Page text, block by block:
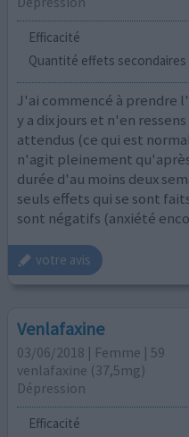
Efficacité
Quantité effets secondaires
J'ai commencé à prendre
y a dix jours et n'en
attendus (ce qui est
n'agit pleinement
durée d'au moins deux
seuls effets qui se sont
sont négatifs (anxiété
votre avis
Venlafaxine
03/06/2018 | Femme | 59
venlafaxine (37,5mg)
Dépression
Efficacité